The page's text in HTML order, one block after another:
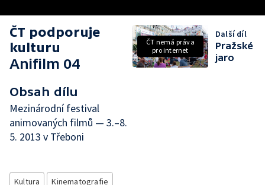
ČT podporuje
kulturu
Anifilm 04
Obsah dílu
Mezinárodní festival
animovaných filmů — 3.–8.
5. 2013 v Třeboni
Kultura
Kinematografie
ČT nemá práva
pro internet
Další díl
Pražské
jaro